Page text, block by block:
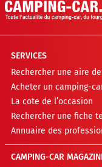
SERVICES
Rechercher une aire
Acheter un camping-
La cote de l’occasion
Rechercher une fiche
Annuaire des
CAMPING-CAR